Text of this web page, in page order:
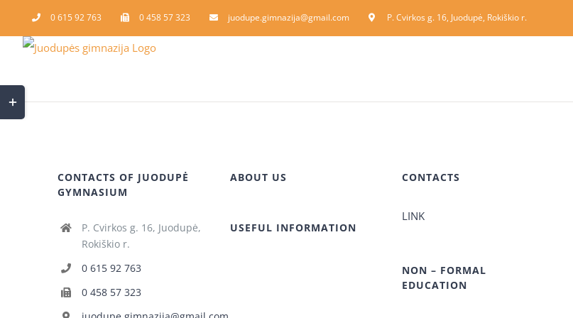
to
content
0 615 92 763 0 458 57 323 juodupe.gimnazija@gmail.com P. Cvirkos g. 16, Juodupė, Rokiškio r.
CONTACTS OF JUODUPĖ
GYMNASIUM
P. Cvirkos g. 16, Juodupė,
Rokiškio r.
0 615 92 763
0 458 57 323
ABOUT US
USEFUL INFORMATION
CONTACTS
LINK
NON – FORMAL
EDUCATION
Toggle
Sliding